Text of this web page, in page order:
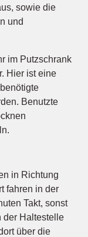
sowie die
und
im Putzschrank
Hier ist eine
Benutzte
in Richtung
fahren in der
Takt, sonst
der Haltestelle
über die